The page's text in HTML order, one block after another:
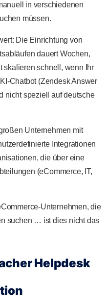
in verschiedenen
müssen.
Die Einrichtung von
dauert Wochen,
skalieren schnell, wenn Ihr
Chatbot (Zendesk Answer
nicht speziell auf deutsche
Unternehmen mit
Integrationen
die über eine
(eCommerce, IT,
Unternehmen, die
suchen … ist dies nicht das
Helpdesk